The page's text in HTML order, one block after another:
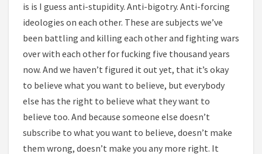
is is I guess anti-stupidity. Anti-bigotry. Anti-forcing
ideologies on each other. These are subjects we’ve
been battling and killing each other and fighting wars
over with each other for fucking five thousand years
now. And we haven’t figured it out yet, that it’s okay
to believe what you want to believe, but everybody
else has the right to believe what they want to
believe too. And because someone else doesn’t
subscribe to what you want to believe, doesn’t make
them wrong, doesn’t make you any more right. It